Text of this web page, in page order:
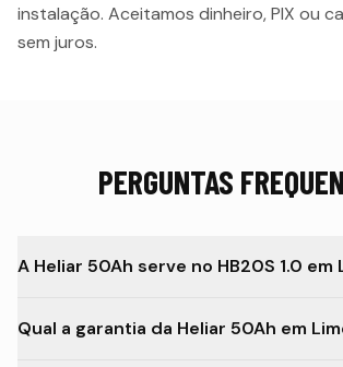
instalação. Aceitamos dinheiro, PIX ou
sem juros.
PERGUNTAS
A Heliar 50Ah serve no HB20S 1.0 em
Qual a garantia da Heliar 50Ah em